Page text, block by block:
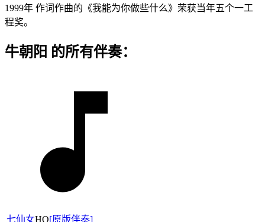
1999年 作词作曲的《我能为你做些什么》荣获当年五个一工
程奖。
牛朝阳 的所有伴奏：
七仙女HQ[原版伴奏]